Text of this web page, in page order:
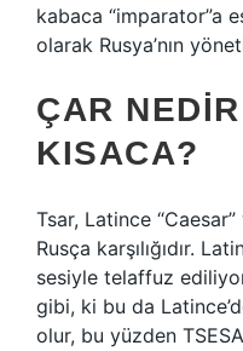
kabaca “imparator”a
olarak Rusya’nın
ÇAR
KISACA?
Tsar, Latince
Rusça karşılığıdır.
sesiyle telaffuz
gibi, ki bu da
olur, bu yüzden